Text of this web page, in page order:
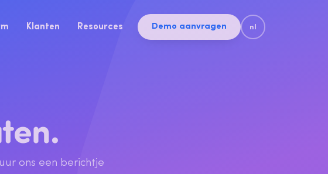
Klanten Resources Demo aanvragen nl
ons een berichtje